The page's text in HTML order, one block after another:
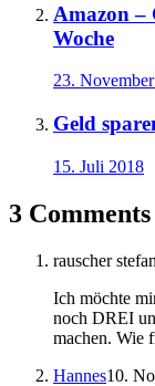
Amazon –
Woche
23.
Geld
15. Juli 2018
3 Comments
rauscher stefan
Ich möchte
noch DREI
machen. Wie
Hannes10.